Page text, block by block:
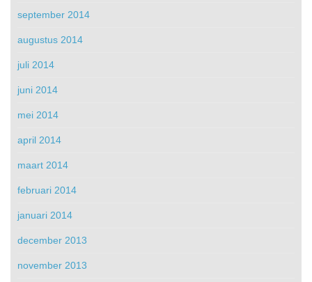
september 2014
augustus 2014
juli 2014
juni 2014
mei 2014
april 2014
maart 2014
februari 2014
januari 2014
december 2013
november 2013